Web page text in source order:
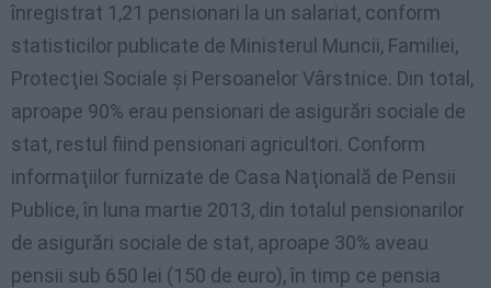
înregistrat 1,21 pensionari la un salariat, conform
statisticilor publicate de Ministerul Muncii, Familiei,
Protecţiei Sociale şi Persoanelor Vârstnice. Din total,
aproape 90% erau pensionari de asigurări sociale de
stat, restul fiind pensionari agricultori. Conform
informaţiilor furnizate de Casa Naţională de Pensii
Publice, în luna martie 2013, din totalul pensionarilor
de asigurări sociale de stat, aproape 30% aveau
pensii sub 650 lei (150 de euro), în timp ce pensia